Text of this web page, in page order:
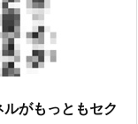
ルがもっともセク